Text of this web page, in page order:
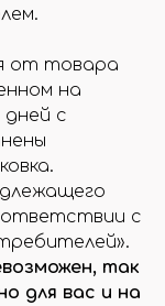
от товара
на
с
с
так
для вас и на